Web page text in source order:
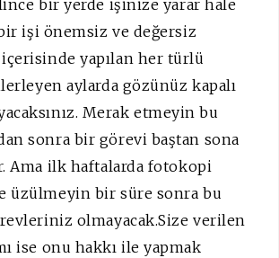
bir yerde işinize yarar hale
işi önemsiz ve değersiz
yapılan her türlü
aylarda gözünüz kapalı
Merak etmeyin bu
sonra bir görevi baştan sona
Ama ilk haftalarda fotokopi
üzülmeyin bir süre sonra bu
olmayacak.Size verilen
ise onu hakkı ile yapmak